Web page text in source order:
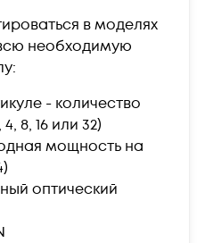
в моделях
необходимую
- количество
8, 16 или 32)
мощность на
оптический